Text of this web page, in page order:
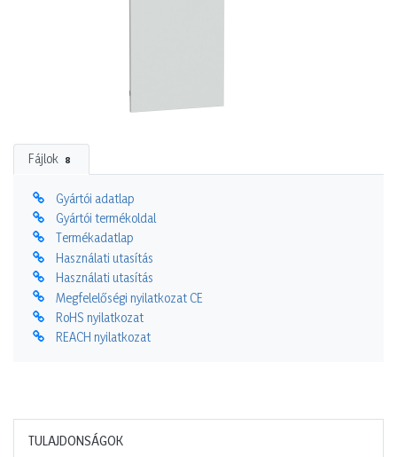
Fájlok 8
Gyártói adatlap
Gyártói termékoldal
Termékadatlap
Használati utasítás
Használati utasítás
Megfelelőségi nyilatkozat CE
RoHS nyilatkozat
REACH nyilatkozat
TULAJDONSÁGOK